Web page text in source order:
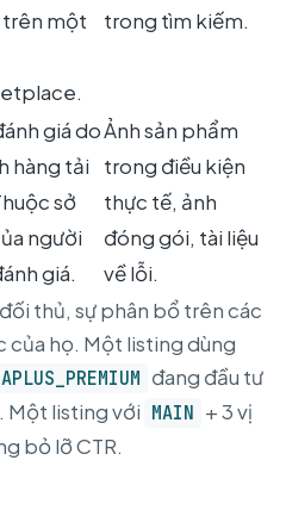
một
trong tìm kiếm.
giá do
hàng tải
sở
người
giá.
Ảnh sản phẩm
trong điều kiện
thực tế, ảnh
đóng gói, tài liệu
về lỗi.
thủ, sự phân bổ trên các
của họ. Một listing dùng
APLUS_PREMIUM đang đầu tư
Một listing với MAIN + 3 vị
bỏ lỡ CTR.